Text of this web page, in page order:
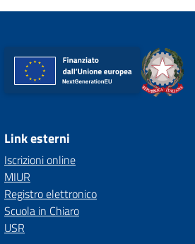
Link esterni
Iscrizioni online
MIUR
Registro elettronico
Scuola in Chiaro
USR